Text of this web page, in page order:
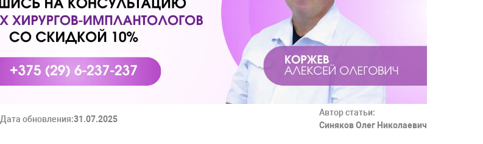
Дата обновления:31.07.2025
Автор статьи:
Синяков Олег Николаевич